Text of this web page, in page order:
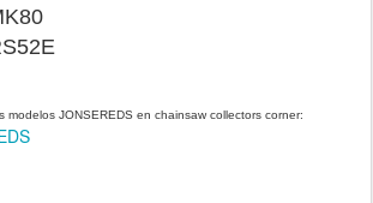
modelos JONSEREDS en chainsaw collectors corner: